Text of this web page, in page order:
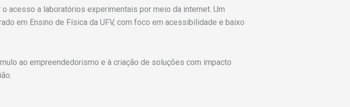
acesso a laboratórios experimentais por meio da internet. Um
em Ensino de Física da UFV, com foco em acessibilidade e baixo
ao empreendedorismo e à criação de soluções com impacto